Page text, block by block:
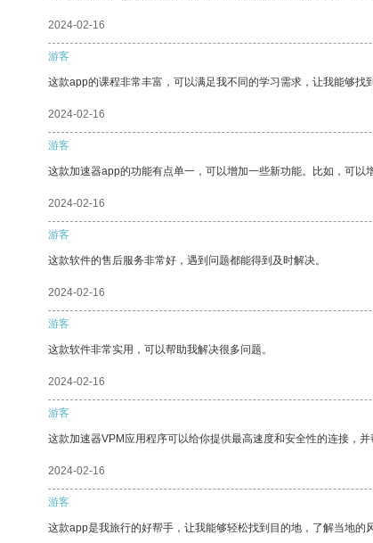
2024-02-16
游客
这款app的课程非常丰富，可以满足我不同的学习需求，让我能够找
2024-02-16
游客
这款加速器app的功能有点单一，可以增加一些新功能。比如，可以
2024-02-16
游客
这款软件的售后服务非常好，遇到问题都能得到及时解决。
2024-02-16
游客
这款软件非常实用，可以帮助我解决很多问题。
2024-02-16
游客
这款加速器VPM应用程序可以给你提供最高速度和安全性的连接，并
2024-02-16
游客
这款app是我旅行的好帮手，让我能够轻松找到目的地，了解当地的